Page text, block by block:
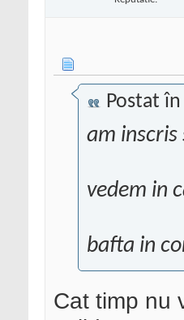
Postat
am inscris
vedem in
bafta in
Cat timp nu